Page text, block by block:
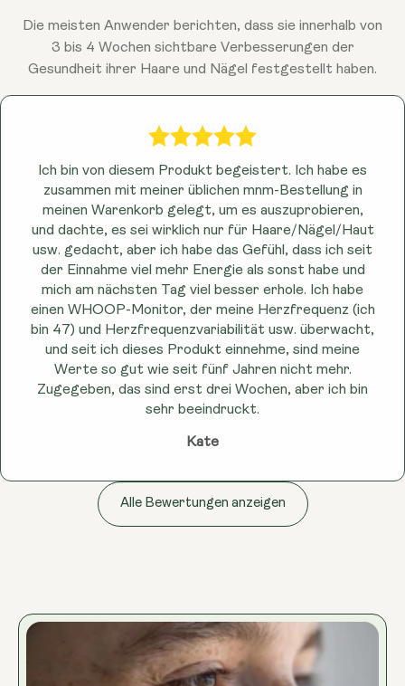
abwechslungsreichen Ernährung, regelmäßiger
Bewegung, ausreichender Ruhe und einer
konsequenten Selbstpflege kombiniert werden.
auf ihr Potenzial hin untersucht, die Autophagie zu
beeinflussen. Zwar sind weitere Untersuchungen
erforderlich, doch deuten einige neuere Studien
und Soja vorkommt – im Rahmen eines
ausgewogenen Lebensstils ebenfalls eine Rolle bei
der Unterstützung der Autophagie-
Stoffwechselwege des Körpers spielen könnten.
Stressbewältigung umfasst.
Die meisten Anwender berichten, dass sie innerhalb von
3 bis 4 Wochen sichtbare Verbesserungen der
Gesundheit ihrer Haare und Nägel festgestellt haben.
Ich bin von diesem Produkt begeistert. Ich habe es
zusammen mit meiner üblichen mnm-Bestellung in
meinen Warenkorb gelegt, um es auszuprobieren,
und dachte, es sei wirklich nur für Haare/Nägel/Haut
usw. gedacht, aber ich habe das Gefühl, dass ich seit
der Einnahme viel mehr Energie als sonst habe und
mich am nächsten Tag viel besser erhole. Ich habe
einen WHOOP-Monitor, der meine Herzfrequenz (ich
bin 47) und Herzfrequenzvariabilität usw. überwacht,
und seit ich dieses Produkt einnehme, sind meine
Werte so gut wie seit fünf Jahren nicht mehr.
Zugegeben, das sind erst drei Wochen, aber ich bin
sehr beeindruckt.
Kate
Alle Bewertungen anzeigen